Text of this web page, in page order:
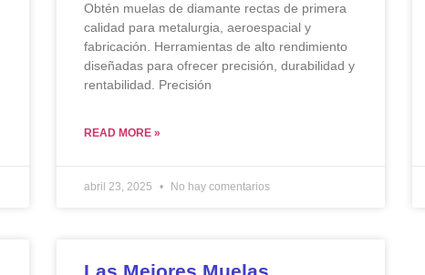
Obtén muelas de diamante rectas de primera
calidad para metalurgia, aeroespacial y
fabricación. Herramientas de alto rendimiento
diseñadas para ofrecer precisión, durabilidad y
rentabilidad. Precisión
READ MORE »
abril 23, 2025 No hay comentarios